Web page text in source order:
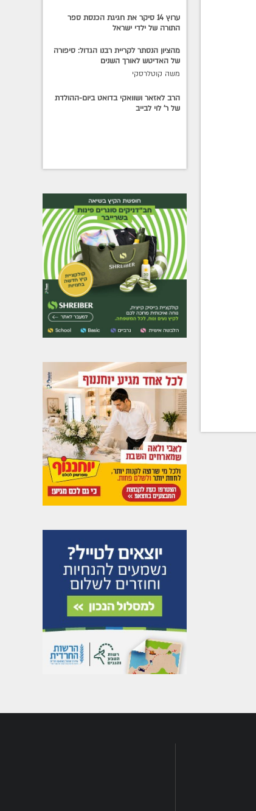
ערוץ 14 סיקר את חגיגת הכנסת ספר
התורה של ילדי ישראל
מהציון הנסתר לקריית רבנו הגדול: סיפורה
של האדיטש לאורך השנים
משה קוטלרסקי
הרב לאזאר ושוואקי בדואט ביום-ההולדת
של ר' לוי לבייב